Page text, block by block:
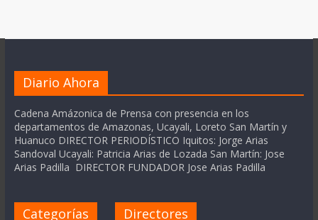
Diario Ahora
Cadena Amázonica de Prensa con presencia en los
departamentos de Amazonas, Ucayali, Loreto San Martín y
Huanuco DIRECTOR PERIODÍSTICO Iquitos: Jorge Arias
Sandoval Ucayali: Patricia Arias de Lozada San Martín: Jose
Arias Padilla DIRECTOR FUNDADOR Jose Arias Padilla
Categorías Directores